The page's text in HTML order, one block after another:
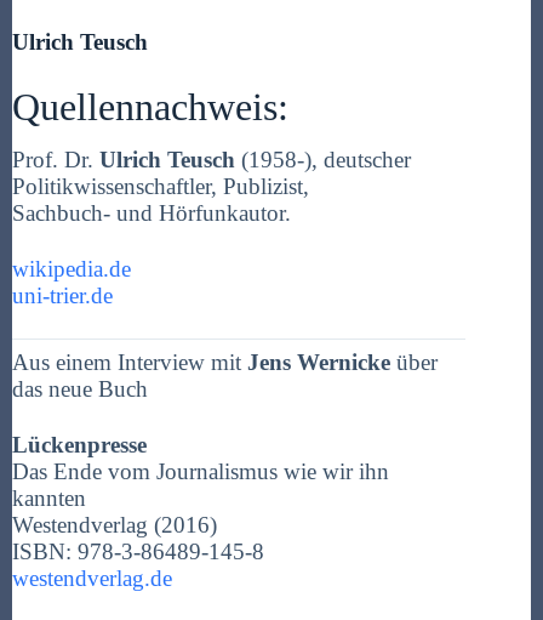
Ulrich Teusch
Quellennachweis:
Prof. Dr. Ulrich Teusch (1958-), deutscher
Politikwissenschaftler, Publizist,
Sachbuch- und Hörfunkautor.
wikipedia.de
uni-trier.de
Aus einem Interview mit Jens Wernicke über
das neue Buch
Lückenpresse
Das Ende vom Journalismus wie wir ihn
kannten
Westendverlag (2016)
ISBN: 978-3-86489-145-8
westendverlag.de